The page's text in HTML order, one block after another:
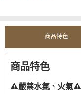
商品特色
商品特色
⚠️嚴禁水氣、火氣⚠️